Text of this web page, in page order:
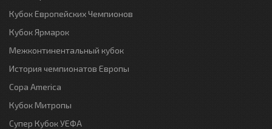
Кубок Европейских Чемпионов
Кубок Ярмарок
Межконтинентальный кубок
История чемпионатов Европы
Copa America
Кубок Митропы
Супер Кубок УЕФА